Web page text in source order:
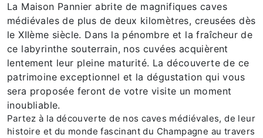
La Maison Pannier abrite de magnifiques caves
médiévales de plus de deux kilomètres, creusées dès
le XIIème siècle. Dans la pénombre et la fraîcheur de
ce labyrinthe souterrain, nos cuvées acquièrent
lentement leur pleine maturité. La découverte de ce
patrimoine exceptionnel et la dégustation qui vous
sera proposée feront de votre visite un moment
inoubliable.
Partez à la découverte de nos caves médiévales, de leur
histoire et du monde fascinant du Champagne au travers